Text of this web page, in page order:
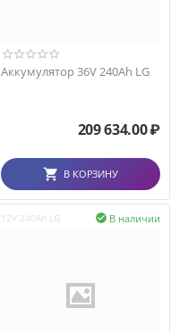
Аккумулятор 36V 240Ah LG
209 634.00₽
В КОРЗИНУ
12V 240Ah LG В наличии
